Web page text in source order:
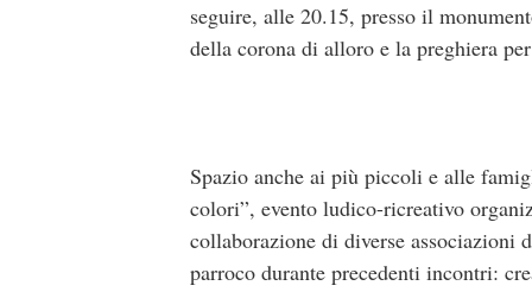
seguire, alle 20.15, presso il
della corona di alloro e la preghiera
Spazio anche ai più piccoli e alle
colori”, evento ludico-ricreativo
collaborazione di diverse associazioni
parroco durante precedenti incontri: